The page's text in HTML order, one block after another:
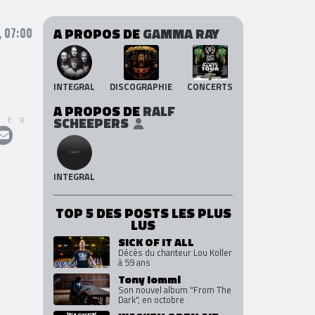
07:00 A PROPOS DEGAMMA RAY
INTEGRAL DISCOGRAPHIE CONCERTS
A PROPOS DERALF
SCHEEPERS
INTEGRAL
TOP 5 DES POSTS LES PLUS
LUS
SICK OF IT ALL
Décès du chanteur Lou Koller
à 59 ans
Tony Iommi
Son nouvel album "From The
Dark", en octobre